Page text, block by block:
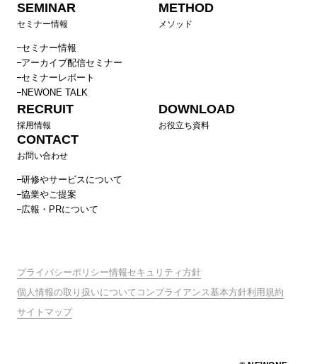
SEMINAR
セミナー情報
セミナー情報
アーカイブ配信セミナー
セミナーレポート
NEWONE TALK
METHOD
メソッド
RECRUIT
採用情報
DOWNLOAD
お役立ち資料
CONTACT
お問い合わせ
研修やサービスについて
協業やご提案
広報・PRについて
プライバシーポリシー情報セキュリティ方針
個人情報の取り扱いについて コンプライアンス基本方針利用規約
サイトマップ